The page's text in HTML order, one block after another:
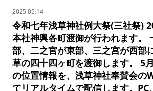
2025.05.14
令和七年浅草神社例大祭(三社祭)
本社神輿各町渡御が行われます。
部、二之宮が東部、三之宮が西部
草の四十四ヶ町を渡御します。 5
の位置情報を、浅草神社奉賛会の
てリアルタイムで配信します。PC